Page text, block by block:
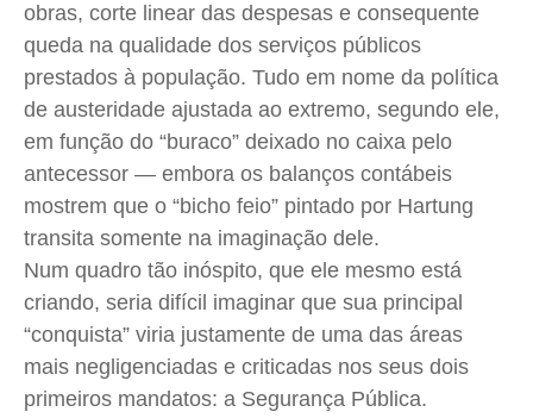
Economia
Cultura
Colunas
Caetano Roque
Gustavo Bastos
Jr Mignone (in memorian)
Publicidade Legal
Anuncie
Economia
Cultura
Colunas
Caetano Roque
Gustavo Bastos
Jr Mignone (in memorian)
Publicidade Legal
Anuncie
Economia
Cultura
Colunas
Caetano Roque
Gustavo Bastos
Jr Mignone (in memorian)
Publicidade Legal
Anuncie
Economia
Cultura
Colunas
Caetano Roque
Gustavo Bastos
Jr Mignone (in memorian)
Publicidade Legal
Anuncie
obras, corte linear das despesas e consequente
queda na qualidade dos serviços públicos
prestados à população. Tudo em nome da política
de austeridade ajustada ao extremo, segundo ele,
em função do “buraco” deixado no caixa pelo
antecessor — embora os balanços contábeis
mostrem que o “bicho feio” pintado por Hartung
transita somente na imaginação dele.
Num quadro tão inóspito, que ele mesmo está
criando, seria difícil imaginar que sua principal
“conquista” viria justamente de uma das áreas
mais negligenciadas e criticadas nos seus dois
primeiros mandatos: a Segurança Pública.